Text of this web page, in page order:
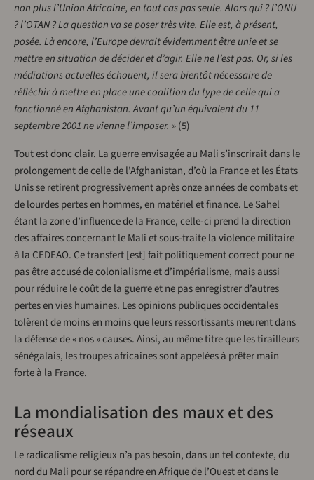
non plus l’Union Africaine, en tout cas pas seule. Alors qui ? l’ONU
? l’OTAN ? La question va se poser très vite. Elle est, à présent,
posée. Là encore, l’Europe devrait évidemment être unie et se
mettre en situation de décider et d’agir. Elle ne l’est pas. Or, si les
médiations actuelles échouent, il sera bientôt nécessaire de
réfléchir à mettre en place une coalition du type de celle qui a
fonctionné en Afghanistan. Avant qu’un équivalent du 11
septembre 2001 ne vienne l’imposer. »(5)
Tout est donc clair. La guerre envisagée au Mali s’inscrirait dans le
prolongement de celle de l’Afghanistan, d’où la France et les États
Unis se retirent progressivement après onze années de combats et
de lourdes pertes en hommes, en matériel et finance. Le Sahel
étant la zone d’influence de la France, celle-ci prend la direction
des affaires concernant le Mali et sous-traite la violence militaire
à la CEDEAO. Ce transfert [est] fait politiquement correct pour ne
pas être accusé de colonialisme et d’impérialisme, mais aussi
pour réduire le coût de la guerre et ne pas enregistrer d’autres
pertes en vies humaines. Les opinions publiques occidentales
tolèrent de moins en moins que leurs ressortissants meurent dans
la défense de « nos » causes. Ainsi, au même titre que les tirailleurs
sénégalais, les troupes africaines sont appelées à prêter main
forte à la France.
La mondialisation des maux et des
réseaux
Le radicalisme religieux n’a pas besoin, dans un tel contexte, du
nord du Mali pour se répandre en Afrique de l’Ouest et dans le